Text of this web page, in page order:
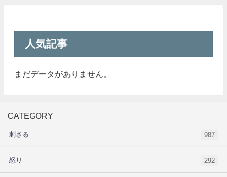
人気記事
まだデータがありません。
CATEGORY
刺さる 987
怒り 292